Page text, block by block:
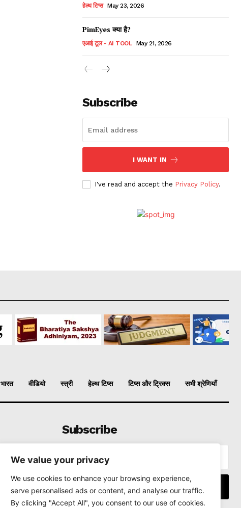
We value your privacy
We use cookies to enhance your browsing experience,
serve personalised ads or content, and analyse our traffic.
By clicking "Accept All", you consent to our use of cookies.
हेल्थ टिप्स May 23, 2026
PimEyes क्या है?
एआई टूल - AI TOOL May 21, 2026
Subscribe
I WANT IN
I've read and accept the Privacy Policy.
भारत वीडियो स्त्री हेल्थ टिप्स टिप्स और ट्रिक्स सभी श्रेणियाँ
Subscribe
I WANT IN